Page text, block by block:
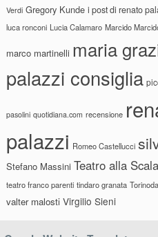
Verdi Gregory Kunde i post di renato
luca ronconi Lucia Calamaro Marcido
marco martinelli maria
palazzi consiglia
pasolini quotidiana.com recensione
palazzi Romeo Castellucci
Stefano Massini Teatro alla Scala
teatro franco parenti tindaro granata
valter malosti Virgilio Sieni